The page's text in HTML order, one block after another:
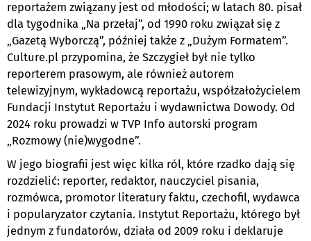
reportażem związany jest od młodości; w latach 80. pisał
dla tygodnika „Na przełaj”, od 1990 roku związał się z
„Gazetą Wyborczą”, później także z „Dużym Formatem”.
Culture.pl przypomina, że Szczygieł był nie tylko
reporterem prasowym, ale również autorem
telewizyjnym, wykładowcą reportażu, współzałożycielem
Fundacji Instytut Reportażu i wydawnictwa Dowody. Od
2024 roku prowadzi w TVP Info autorski program
„Rozmowy (nie)wygodne”.
W jego biografii jest więc kilka ról, które rzadko dają się
rozdzielić: reporter, redaktor, nauczyciel pisania,
rozmówca, promotor literatury faktu, czechofil, wydawca
i popularyzator czytania. Instytut Reportażu, którego był
jednym z fundatorów, działa od 2009 roku i deklaruje